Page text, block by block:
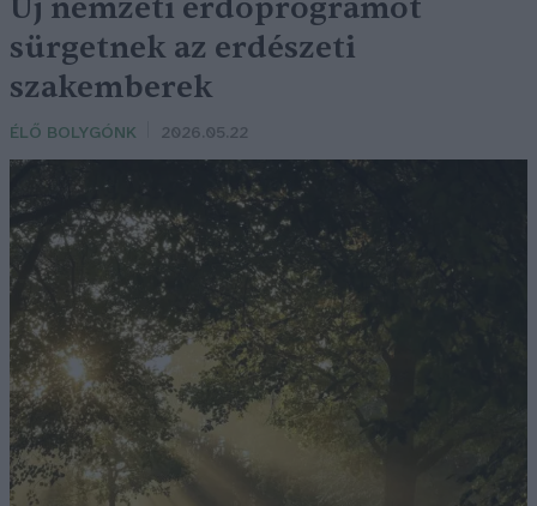
sürgetnek az erdészeti
szakemberek
ÉLŐ BOLYGÓNK 2026.05.22